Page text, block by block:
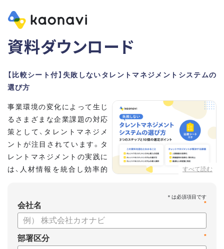
資料ダウンロード
【比較シート付】失敗しないタレントマネジメントシステムの
選び方
すべて読む
事業環境の変化によって生じ
るさまざまな企業課題の対応
策として、タレントマネジメ
ントが注目されています。タ
レントマネジメントの実践に
は、人材情報を統合し効率的
・タレントマネジメントが必要な企業の特徴
・タレントマネジメントシステム導入を検討する際の10個の選
定ポイント
*
会社名
*
部署区分